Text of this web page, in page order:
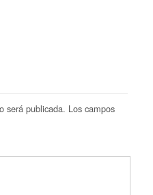
será publicada. Los campos